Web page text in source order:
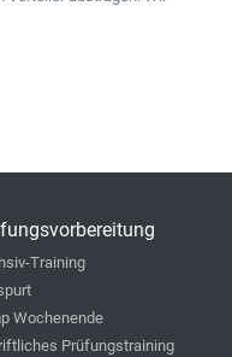
Training
Wochenende
Prüfungstraining